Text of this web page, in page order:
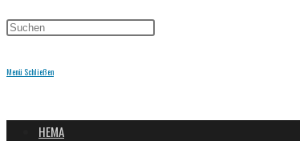
Menü Schließen
HEMA